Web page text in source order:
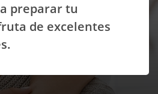
preparar tu
de excelentes